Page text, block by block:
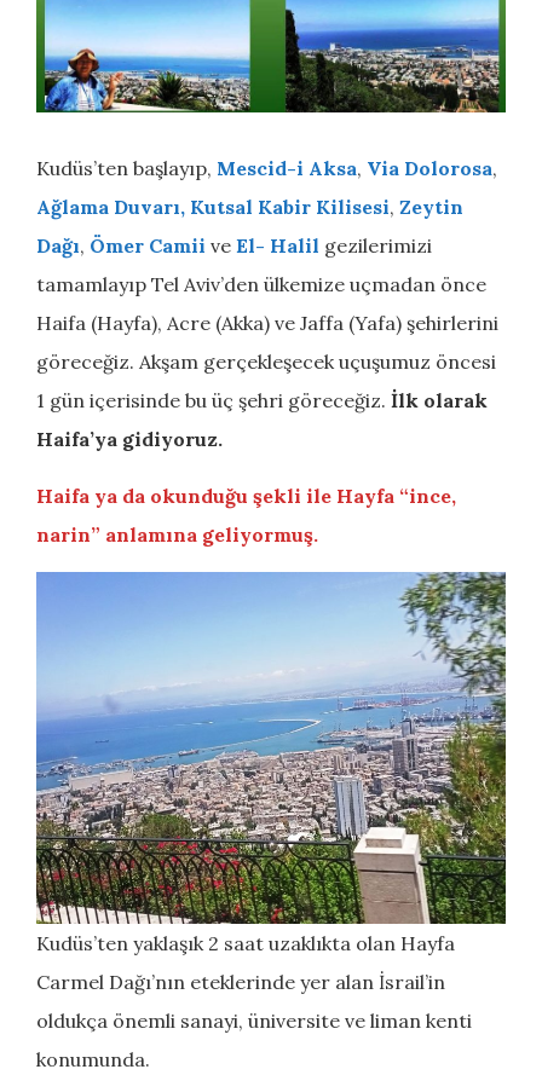
Kudüs’ten başlayıp, Mescid-i Aksa, Via Dolorosa,
Ağlama Duvarı, Kutsal Kabir Kilisesi, Zeytin
Dağı, Ömer Camii ve El- Halil gezilerimizi
tamamlayıp Tel Aviv’den ülkemize uçmadan önce
Haifa (Hayfa), Acre (Akka) ve Jaffa (Yafa) şehirlerini
göreceğiz. Akşam gerçekleşecek uçuşumuz öncesi
1 gün içerisinde bu üç şehri göreceğiz. İlk olarak
Haifa’ya gidiyoruz.
Haifa ya da okunduğu şekli ile Hayfa “ince,
narin” anlamına geliyormuş.
Kudüs’ten yaklaşık 2 saat uzaklıkta olan Hayfa
Carmel Dağı’nın eteklerinde yer alan İsrail’in
oldukça önemli sanayi, üniversite ve liman kenti
konumunda.